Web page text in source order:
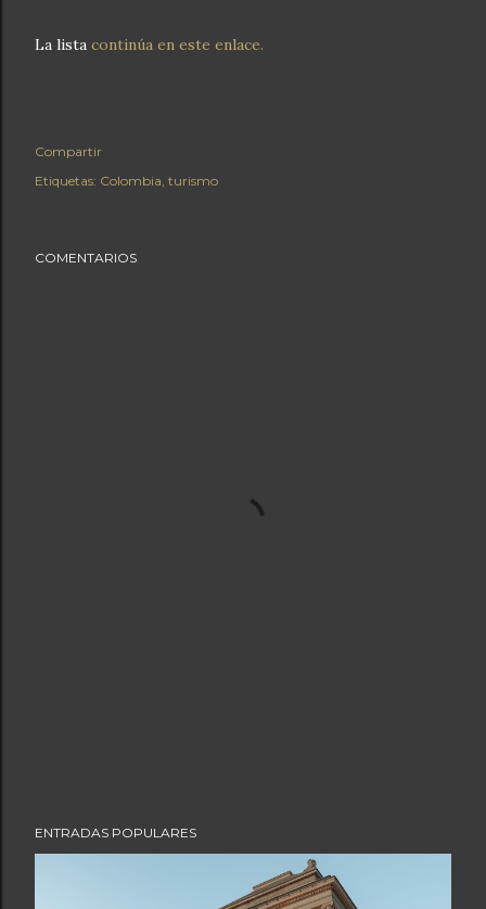
La lista continúa en este enlace.
Compartir
Etiquetas: Colombia turismo
COMENTARIOS
ENTRADAS POPULARES